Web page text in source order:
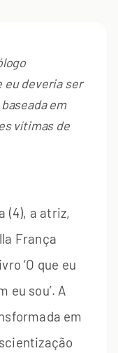
eu deveria ser
em
vítimas de
(4), a atriz,
França
‘O que eu
eu sou’. A
em